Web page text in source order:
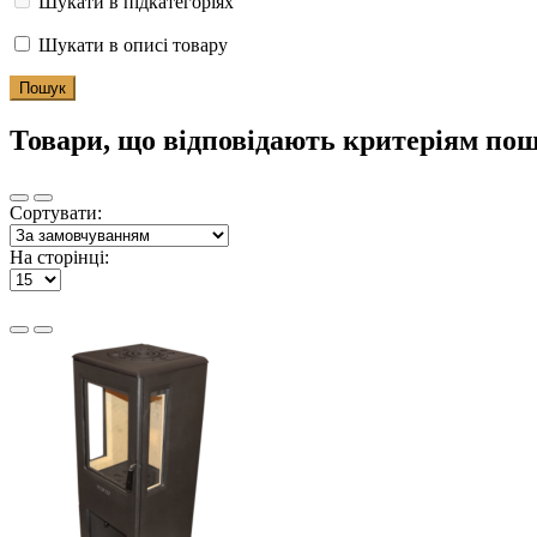
Шукати в описі товару
Товари, що відповідають критеріям
Сортувати:
На сторінці: